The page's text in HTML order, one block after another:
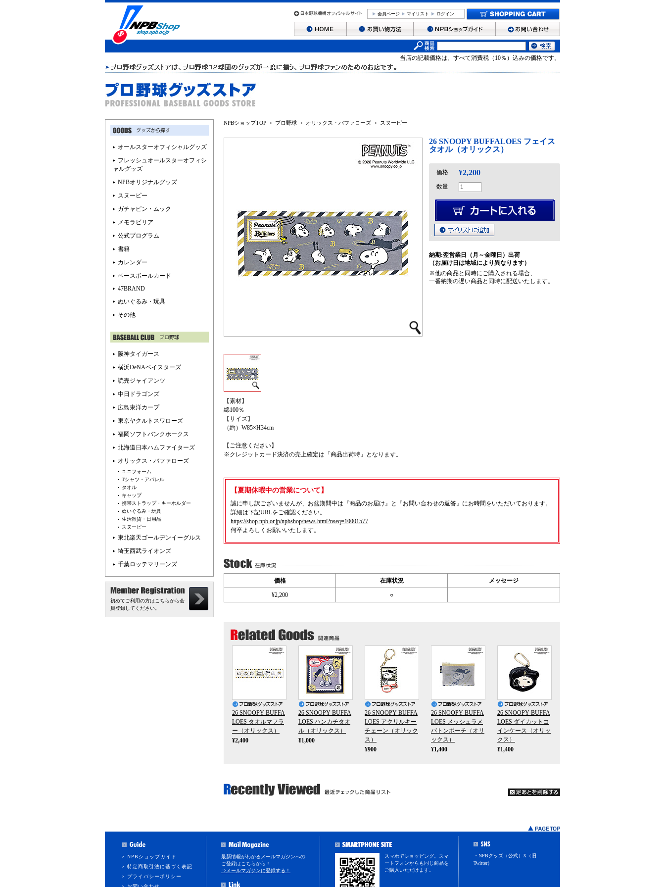
会員ページ マイリスト ログイン
当店の記載価格は、すべて消費税（10％）込みの価格です。
NPBショップTOP > プロ野球 > オリックス・バファローズ > スヌーピー
26 SNOOPY BUFFALOES フェイス
タオル（オリックス）
価格 ¥2,200
数量
納期:翌営業日（月～金曜日）出荷
（お届け日は地域により異なります）
※他の商品と同時にご購入される場合、
一番納期の遅い商品と同時に配送いたします。
【素材】
綿100％
【サイズ】
（約）W85×H34cm
【ご注意ください】
※クレジットカード決済の売上確定は「商品出荷時」となります。
【夏期休暇中の営業について】
誠に申し訳ございませんが、お盆期間中は『商品のお届け』と『お問い合わせの返答』にお時間をいただいております。
詳細は下記URLをご確認ください。
https://shop.npb.or.jp/npbshop/news.html?nseq=10001577
何卒よろしくお願いいたします。
価格 在庫状況 メッセージ
¥2,200 ○
26 SNOOPY BUFFA
LOES タオルマフラ
ー（オリックス）
¥2,400
26 SNOOPY BUFFA
LOES ハンカチタオ
ル（オリックス）
¥1,000
26 SNOOPY BUFFA
LOES アクリルキー
チェーン（オリック
ス）
¥900
26 SNOOPY BUFFA
LOES メッシュラメ
バトンポーチ（オリ
ックス）
¥1,400
26 SNOOPY BUFFA
LOES ダイカットコ
インケース（オリッ
クス）
¥1,400
オールスターオフィシャルグッズ
フレッシュオールスターオフィシ
ャルグッズ
NPBオリジナルグッズ
スヌーピー
ガチャピン・ムック
メモラビリア
公式プログラム
書籍
カレンダー
ベースボールカード
47BRAND
ぬいぐるみ・玩具
その他
阪神タイガース
横浜DeNAベイスターズ
読売ジャイアンツ
中日ドラゴンズ
広島東洋カープ
東京ヤクルトスワローズ
福岡ソフトバンクホークス
北海道日本ハムファイターズ
オリックス・バファローズ
ユニフォーム
Tシャツ・アパレル
タオル
キャップ
携帯ストラップ・キーホルダー
ぬいぐるみ・玩具
生活雑貨・日用品
スヌーピー
東北楽天ゴールデンイーグルス
埼玉西武ライオンズ
千葉ロッテマリーンズ
初めてご利用の方はこちらから会
員登録してください。
NPBショップガイド
特定商取引法に基づく表記
プライバシーポリシー
最新情報がわかるメールマガジンへの
ご登録はこちらから！
⇒メールマガジンに登録する！
スマホでショッピング。スマ
ートフォンからも同じ商品を
ご購入いただけます。
・NPBグッズ（公式）X（旧
Twitter）